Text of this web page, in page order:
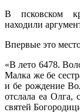
В псковском
находили
Впервые это
«В лето 6478.
Малка же бе
и бе рождение
отслала еа Олга,
святей